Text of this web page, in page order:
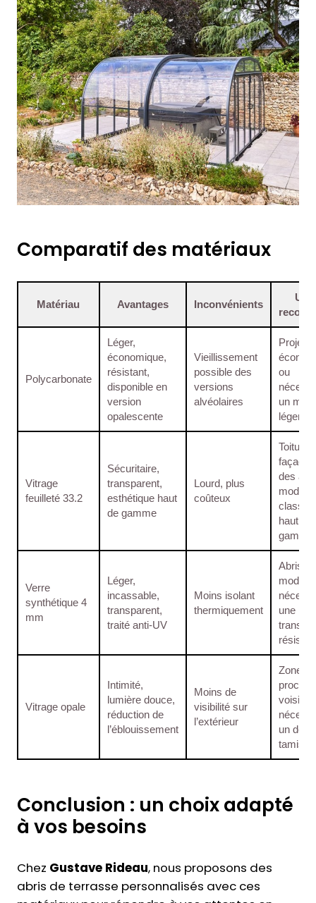
Comparatif des matériaux
Matériau Avantages Inconvénients
Polycarbonate
Léger,
économique,
résistant,
disponible en
version
opalescente
Vieillissement
possible des
versions
alvéolaires
Projets
ou
un
léger
Vitrage
feuilleté 33.2
Sécuritaire,
transparent,
esthétique haut
de gamme
Lourd, plus
coûteux
des
haut de
gamme
Verre
synthétique 4
mm
Léger,
incassable,
transparent,
traité anti-UV
Moins isolant
thermiquement
Abris
une
Vitrage opale
Intimité,
lumière douce,
réduction de
l’éblouissement
Moins de
visibilité sur
l’extérieur
Zones
voisins
un
tamisé
Conclusion : un choix adapté
à vos besoins
Chez Gustave Rideau, nous proposons des
abris de terrasse personnalisés avec ces